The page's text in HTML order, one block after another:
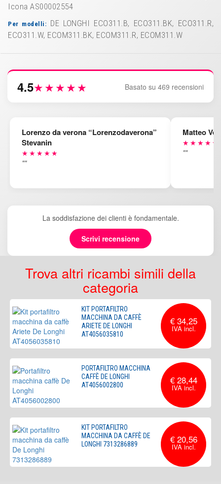
Icona AS00002554
Per modelli: DE LONGHI ECO311.B, ECO311.BK, ECO311.R,
ECO311.W, ECOM311.BK, ECOM311.R, ECOM311.W
4.5★★★★★ Basato su 469 recensioni
Lorenzo da verona “Lorenzodaverona”
Stevanin
★★★★★
""
Matteo
★★★★★
""
La soddisfazione dei clienti è fondamentale.
Scrivi recensione
Trova altri ricambi simili della
categoria
KIT PORTAFILTRO
MACCHINA DA CAFFÈ
ARIETE DE LONGHI
AT4056035810
€ 34,25
PORTAFILTRO MACCHINA
CAFFÈ DE LONGHI
AT4056002800
€ 28,44
KIT PORTAFILTRO
MACCHINA DA CAFFÈ DE
LONGHI 7313286889
€ 20,56